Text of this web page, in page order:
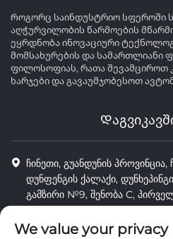
Როგორც საინდუსტრიო სფეროში
აღჭურვილობის წარმოების
ეყრდნობა ინოვაციური
მომსახურების და სამართლიანი
ფილოსოფიას, რათა შევამციროთ
ხარჯები და გავაუმჯობესოთ
ჩინეთი, გუანდუნის
დუნფენგის ქალაქი,
გამზირი №9, შენობა C,
We value your privacy